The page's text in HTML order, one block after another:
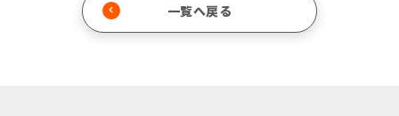
一覧へ戻る